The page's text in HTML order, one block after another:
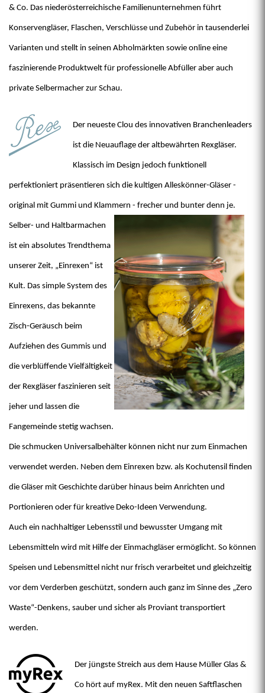
& Co. Das niederösterreichische Familienunternehmen führt
Konservengläser, Flaschen, Verschlüsse und Zubehör in tausenderlei
Varianten und stellt in seinen Abholmärkten sowie online eine
faszinierende Produktwelt für professionelle Abfüller aber auch
private Selbermacher zur Schau.
Der neueste Clou des innovativen Branchenleaders
ist die Neuauflage der altbewährten Rexgläser.
Klassisch im Design jedoch funktionell
perfektioniert präsentieren sich die kultigen Alleskönner-Gläser -
original mit Gummi und Klammern - frecher und bunter denn je.
Selber- und Haltbarmachen
ist ein absolutes Trendthema
unserer Zeit, „Einrexen“ ist
Kult. Das simple System des
Einrexens, das bekannte
Zisch-Geräusch beim
Aufziehen des Gummis und
die verblüffende Vielfältigkeit
der Rexgläser faszinieren seit
jeher und lassen die
Fangemeinde stetig wachsen.
Die schmucken Universalbehälter können nicht nur zum Einmachen
verwendet werden. Neben dem Einrexen bzw. als Kochutensil finden
die Gläser mit Geschichte darüber hinaus beim Anrichten und
Portionieren oder für kreative Deko-Ideen Verwendung.
Auch ein nachhaltiger Lebensstil und bewusster Umgang mit
Lebensmitteln wird mit Hilfe der Einmachgläser ermöglicht. So können
Speisen und Lebensmittel nicht nur frisch verarbeitet und gleichzeitig
vor dem Verderben geschützt, sondern auch ganz im Sinne des „Zero
Waste“-Denkens, sauber und sicher als Proviant transportiert
werden.
Der jüngste Streich aus dem Hause Müller Glas &
Co hört auf myRex. Mit den neuen Saftflaschen